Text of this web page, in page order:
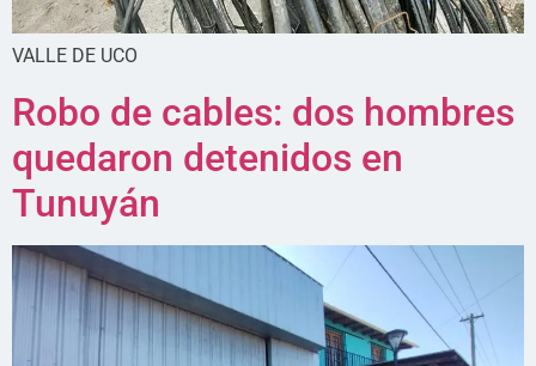
VALLE DE UCO
Robo de cables: dos hombres
quedaron detenidos en
Tunuyán